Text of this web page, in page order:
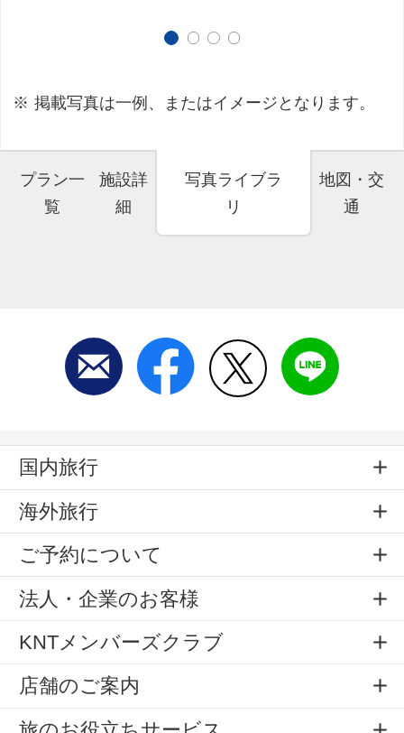
掲載写真は一例、またはイメージとなります。
プラン一
覧
施設詳
細
写真ライブラ
リ
地図・交
通
国内旅行
海外旅行
ご予約について
法人・企業のお客様
KNTメンバーズクラブ
店舗のご案内